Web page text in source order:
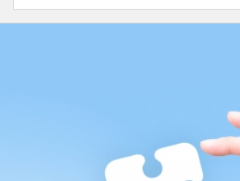
そんな方も多いのではないでしょうか。 今回は
求人サイト3つ(Offer Box, iroots, キ...